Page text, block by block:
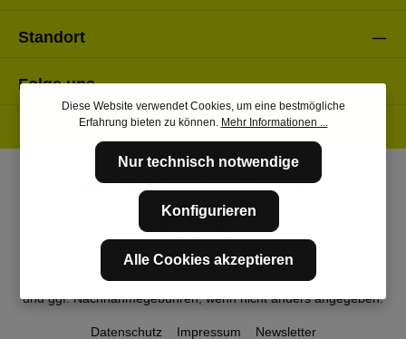
Standort
Folge uns
* Alle Preise inkl. gesetzl. Mehrwertsteuer zzgl.Versandkosten
und ggf. Nachnahmegebühren, wenn nicht anders angegeben.
Datenschutz Impressum Newsletter
Diese Website verwendet Cookies, um eine bestmögliche
Erfahrung bieten zu können. Mehr Informationen ...
Nur technisch notwendige
Konfigurieren
Alle Cookies akzeptieren